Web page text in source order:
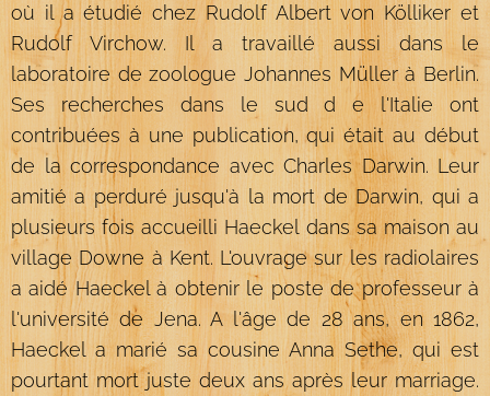
où il a étudié chez Rudolf Albert von Kölliker et
Rudolf Virchow. Il a travaillé aussi dans le
laboratoire de zoologue Johannes Müller à Berlin.
Ses recherches dans le sud d e l'Italie ont
contribuées à une publication, qui était au début
de la correspondance avec Charles Darwin. Leur
amitié a perduré jusqu'à la mort de Darwin, qui a
plusieurs fois accueilli Haeckel dans sa maison au
village Downe à Kent. L'ouvrage sur les radiolaires
a aidé Haeckel à obtenir le poste de professeur à
l'université de Jena. A l'âge de 28 ans, en 1862,
Haeckel a marié sa cousine Anna Sethe, qui est
pourtant mort juste deux ans après leur marriage.